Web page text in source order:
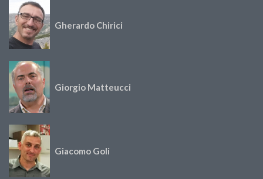
Gherardo Chirici
Giorgio Matteucci
Giacomo Goli